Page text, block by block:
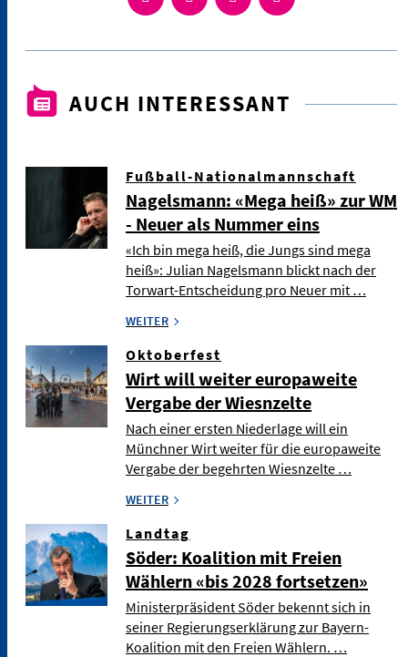
AUCH INTERESSANT
Fußball-Nationalmannschaft
Nagelsmann: «Mega heiß» zur WM
- Neuer als Nummer eins
«Ich bin mega heiß, die Jungs sind mega
heiß»: Julian Nagelsmann blickt nach der
Torwart-Entscheidung pro Neuer mit …
WEITER
Oktoberfest
Wirt will weiter europaweite
Vergabe der Wiesnzelte
Nach einer ersten Niederlage will ein
Münchner Wirt weiter für die europaweite
Vergabe der begehrten Wiesnzelte …
WEITER
Landtag
Söder: Koalition mit Freien
Wählern «bis 2028 fortsetzen»
Ministerpräsident Söder bekennt sich in
seiner Regierungserklärung zur Bayern-
Koalition mit den Freien Wählern. …